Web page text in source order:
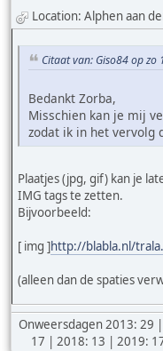
Location: Alphen aan
Citaat van: Giso84 op
Bedankt Zorba,
Misschien kan je mij
zodat ik in het vervolg
Plaatjes (jpg, gif) kan je
IMG tags te zetten.
Bijvoorbeeld:
[ img ]http://blabla.nl/
(alleen dan de spaties
Onweersdagen 2013: 29
17 | 2018: 13 | 2019: